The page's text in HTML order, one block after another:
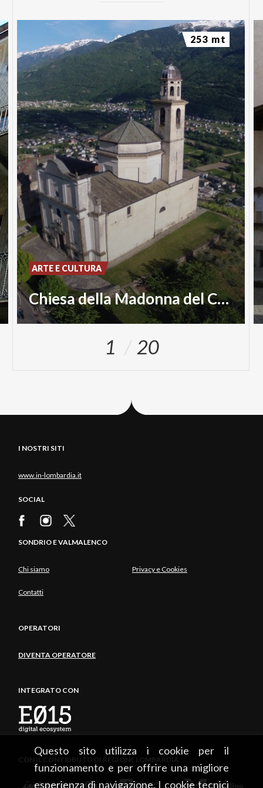
Questo sito utilizza i cookie per il
funzionamento e per offrire una migliore
esperienza di navigazione. I cookie tecnici
Chiesa della Madonna del Carmine
ARTE E CULTURA
253 mt
1 20
I NOSTRI SITI
www.in-lombardia.it
SOCIAL
SONDRIO E VALMALENCO
Chi siamo Privacy e Cookies
Contatti
OPERATORI
DIVENTA OPERATORE
INTEGRATO CON
CON IL CONTRIBUTO DI REGIONE LOMBARDIA